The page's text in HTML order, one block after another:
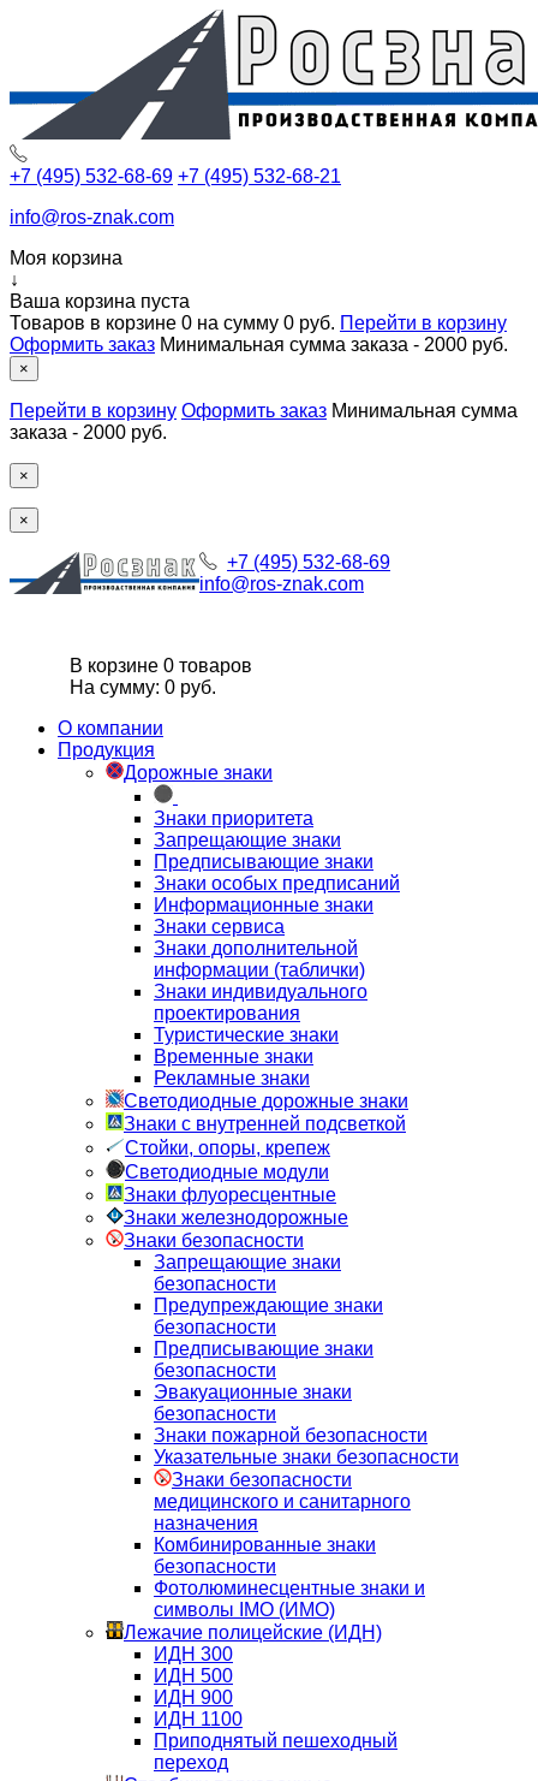
+7 (495) 532-68-69 +7 (495) 532-68-21
info@ros-znak.com
Моя корзина
↓
Ваша корзина пуста
Товаров в корзине 0 на сумму 0 руб. Перейти в корзину
Оформить заказ Минимальная сумма заказа - 2000 руб.
×
Перейти в корзину Оформить заказ Минимальная сумма
заказа - 2000 руб.
×
×
+7 (495) 532-68-69
info@ros-znak.com
В корзине 0 товаров
На сумму: 0 руб.
О компании
Продукция
Дорожные знаки
Знаки приоритета
Запрещающие знаки
Предписывающие знаки
Знаки особых предписаний
Информационные знаки
Знаки сервиса
Знаки дополнительной
информации (таблички)
Знаки индивидуального
проектирования
Туристические знаки
Временные знаки
Рекламные знаки
Светодиодные дорожные знаки
Знаки с внутренней подсветкой
Стойки, опоры, крепеж
Светодиодные модули
Знаки флуоресцентные
Знаки железнодорожные
Знаки безопасности
Запрещающие знаки
безопасности
Предупреждающие знаки
безопасности
Предписывающие знаки
безопасности
Эвакуационные знаки
безопасности
Знаки пожарной безопасности
Указательные знаки безопасности
Знаки безопасности
медицинского и санитарного
назначения
Комбинированные знаки
безопасности
Фотолюминесцентные знаки и
символы IMO (ИМО)
Лежачие полицейские (ИДН)
ИДН 300
ИДН 500
ИДН 900
ИДН 1100
Приподнятый пешеходный
переход